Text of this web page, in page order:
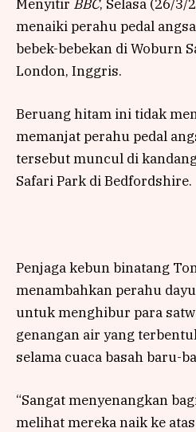
Menyitir BBC, Selasa (26/3/
menaiki perahu pedal
bebek-bebekan di Woburn
London, Inggris.
Beruang hitam ini tidak
memanjat perahu pedal
tersebut muncul di
Safari Park di Bedfordshire.
Penjaga kebun binatang
menambahkan perahu
untuk menghibur para
genangan air yang
selama cuaca basah baru-
“Sangat menyenangkan
melihat mereka naik ke atas